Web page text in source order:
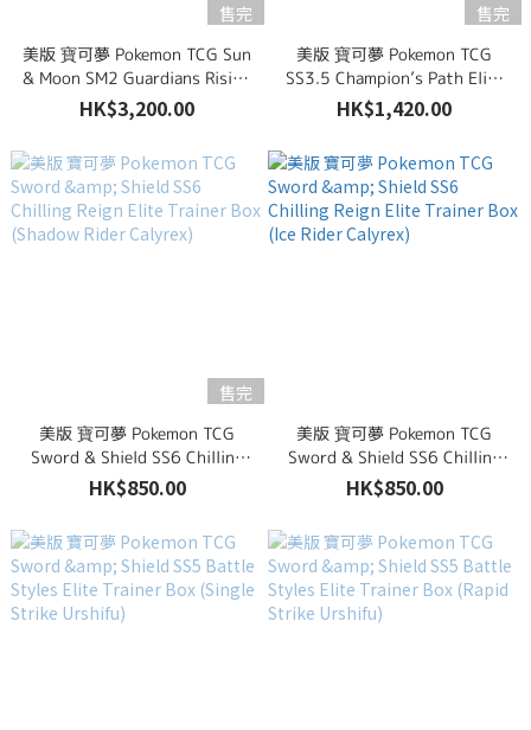
售完
美版 寶可夢 Pokemon TCG Sun
& Moon SM2 Guardians Rising
Elite Trainer Box
HK$3,200.00
售完
美版 寶可夢 Pokemon TCG
SS3.5 Champion’s Path Elite
Trainer Box
HK$1,420.00
售完
美版 寶可夢 Pokemon TCG
Sword & Shield SS6 Chilling
Reign Elite Trainer Box
(Shadow Rider Calyrex)
HK$850.00
美版 寶可夢 Pokemon TCG
Sword & Shield SS6 Chilling
Reign Elite Trainer Box (Ice
Rider Calyrex)
HK$850.00